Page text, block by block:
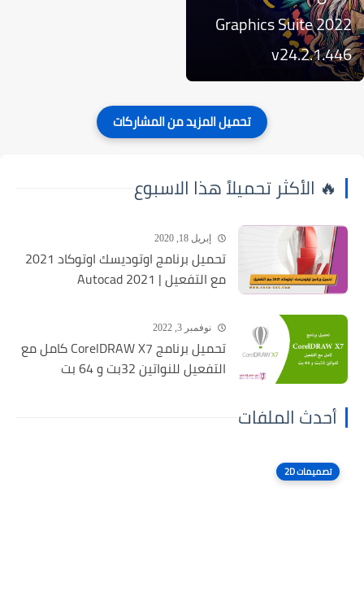
Graphics Suite 2022
v24.2.1.446
🔥 الأكثر تحميلاً هذا الاسبوع
إبريل 18, 2020
تحميل برنامج اوتوديسك اوتوكاد 2021
مع التفعيل | Autocad 2021
نوفمبر 3, 2022
تحميل برنامج CorelDRAW X7 كامل مع
التفعيل للنواتين 32بت و 64 بت
أحدث الملفات
تصميمات 2D